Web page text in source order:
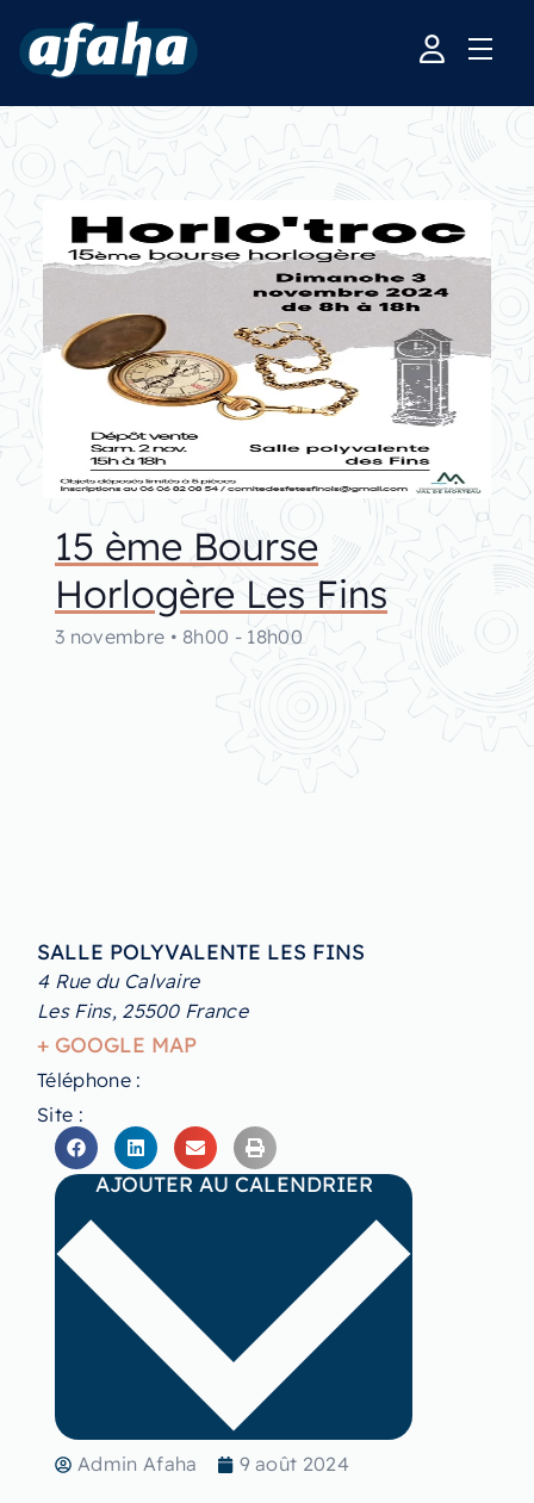
15 ème Bourse
Horlogère Les Fins
3 novembre • 8h00 - 18h00
SALLE POLYVALENTE LES FINS
4 Rue du Calvaire
Les Fins, 25500 France
+ GOOGLE MAP
Téléphone :
Site :
Admin Afaha 9 août 2024